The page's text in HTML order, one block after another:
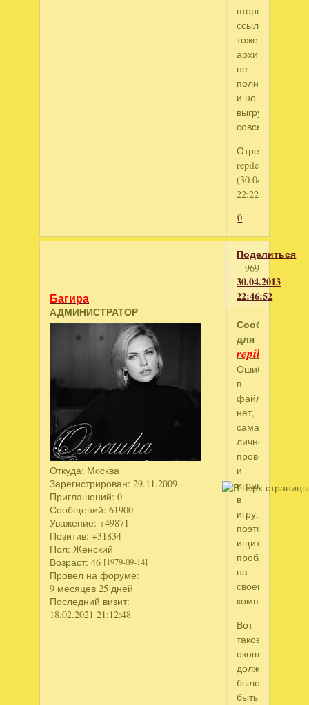
второй
ссылке
тоже
архив
не
полный
и не
выгружется
совсем.
repilena
(30.04.2013
22:22:14)
0
Поделиться
969
30.04.2013
22:46:52
Багира
АДМИНИСТРАТОР
Откуда: Мoсква
Зарегистрирован: 29.11.2009
Приглашений: 0
Сообщений: 61900
Уважение: +49871
Позитив: +31834
Пол: Женский
Возраст: 46 [1979-09-14]
Провел на форуме:
9 месяцев 25 дней
Последний визит:
18.02.2021 21:12:48
Сообщение
для
repilena
Ошибки
в
файле
нет,
сама
лично
проверила
и
играю
в
игру,
поэтому
ищите
проблему
на
своем
компьютере.
Вот
такое
окошко
должно
было
быть